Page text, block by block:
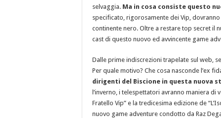
selvaggia. Ma in cosa consiste questo
specificato, rigorosamente dei Vip,
continente nero. Oltre a restare top secret il
cast di questo nuovo ed avvincente game
Dalle prime indiscrezioni trapelate sul web,
Per quale motivo? Che cosa nasconde l’ex
dirigenti del Biscione in questa nuova
l’inverno, i telespettatori avranno maniera
Fratello Vip” e la tredicesima edizione de
nuovo game adventure condotto da Raz